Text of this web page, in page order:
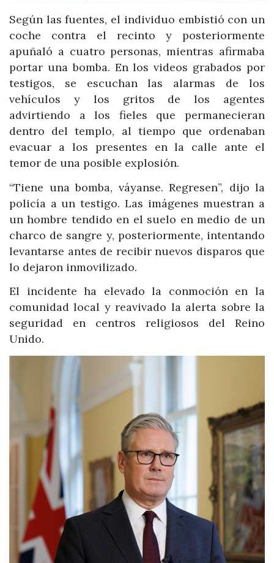
Según las fuentes, el individuo embistió con un
coche contra el recinto y posteriormente
apuñaló a cuatro personas, mientras afirmaba
portar una bomba. En los videos grabados por
testigos, se escuchan las alarmas de los
vehículos y los gritos de los agentes
advirtiendo a los fieles que permanecieran
dentro del templo, al tiempo que ordenaban
evacuar a los presentes en la calle ante el
temor de una posible explosión.
“Tiene una bomba, váyanse. Regresen”, dijo la
policía a un testigo. Las imágenes muestran a
un hombre tendido en el suelo en medio de un
charco de sangre y, posteriormente, intentando
levantarse antes de recibir nuevos disparos que
lo dejaron inmovilizado.
El incidente ha elevado la conmoción en la
comunidad local y reavivado la alerta sobre la
seguridad en centros religiosos del Reino
Unido.